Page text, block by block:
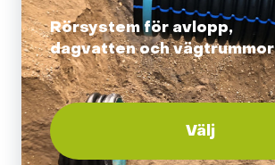
Rörsystem för avlopp,
dagvatten och vägtrummor
Välj